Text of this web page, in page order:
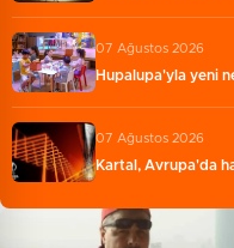
07 Ağustos 2026
Hupalupa'yla yeni
07 Ağustos 2026
Kartal, Avrupa'da